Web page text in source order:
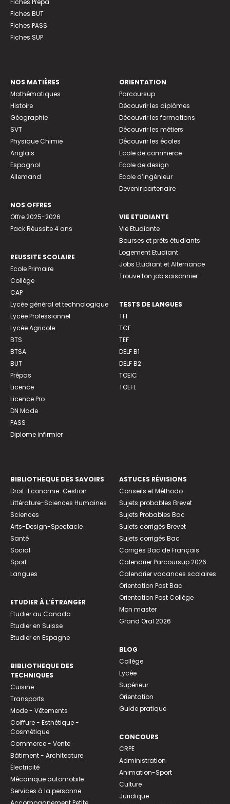
Fiches Prépa
Fiches BUT
Fiches PASS
Fiches SUP
NOS MATIÈRES
Mathématiques
Histoire
Géographie
SVT
Physique Chimie
Anglais
Espagnol
Allemand
NOS OFFRES
Offre 2025-2026
Pack Réussite 4 ans
REUSSITE SCOLAIRE
Ecole Primaire
Collège
CAP
Lycée général et technologique
Lycée Professionnel
Lycée Agricole
BTS
BTSA
BUT
Prépas
Licence
Licence Pro
DN Made
PASS
Diplome infirmier
ORIENTATION
Parcoursup
Découvrir les diplômes
Découvrir les formations
Découvrir les métiers
Découvrir les écoles
Ecole de commerce
Ecole de design
Ecole d’ingénieur
Devenir partenaire
VIE ETUDIANTE
Vie Etudiante
Bourses et prêts étudiants
Logement Etudiant
Jobs Etudiant et Alternance
Trouve ton job saisonnier
TESTS DE LANGUES
TFI
TCF
TEF
DELF B1
DELF B2
TOEIC
TOEFL
BIBLIOTHEQUE DES SAVOIRS
Droit-Economie-Gestion
Littérature-Sciences Humaines
Sciences
Arts-Design-Spectacle
Santé
Social
Sport
Langues
ETUDIER À L’ÉTRANGER
Etudier au Canada
Etudier en Suisse
Etudier en Espagne
BIBLIOTHEQUE DES
TECHNIQUES
Cuisine
Transports
Mode - Vêtements
Coiffure - Esthétique -
Cosmétique
Commerce - Vente
Bâtiment - Architecture
Électricité
Mécanique automobile
Services à la personne
ASTUCES RÉVISIONS
Conseils et Méthodo
Sujets probables Brevet
Sujets Probables Bac
Sujets corrigés Brevet
Sujets corrigés Bac
Corrigés Bac de Français
Calendrier Parcoursup 2026
Calendrier vacances scolaires
Orientation Post Bac
Orientation Post Collège
Mon master
Grand Oral 2026
BLOG
Collège
Lycée
Supérieur
Orientation
Guide pratique
CONCOURS
CRPE
Administration
Animation-Sport
Culture
Juridique